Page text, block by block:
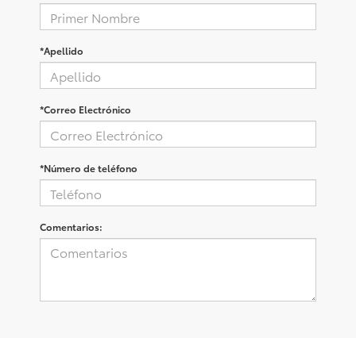
*Apellido
*Correo Electrónico
*Número de teléfono
Comentarios: